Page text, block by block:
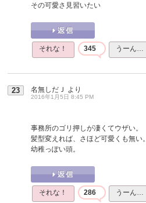
その可愛さ見習いたい
それな！ 345 うーん…
23 名無しだＪ より
2016年1月5日 8:45 PM
事務所のゴリ押しが凄くてウザい。
髪型変えれば、さほど可愛くも無い。
幼稚っぽい頭。
それな！ 286 うーん…